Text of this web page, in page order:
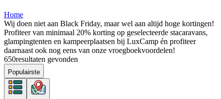
Home
Wij doen niet aan Black Friday, maar wel aan altijd hoge kortingen!
Profiteer van minimaal 20% korting op geselecteerde stacaravans,
glampingtenten en kampeerplaatsen bij LuxCamp én profiteer
daarnaast ook nog eens van onze vroegboekvoordelen!
650resultaten gevonden
Populairste